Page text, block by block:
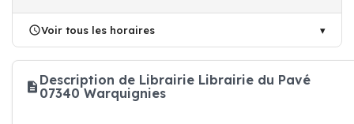
Voir tous les horaires
Description de Librairie Librairie du Pavé
07340 Warquignies